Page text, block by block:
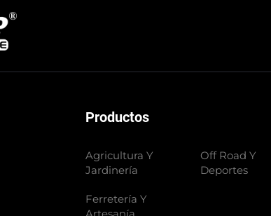
Productos
Agricultura Y
Jardinería
Ferretería Y
Off Road Y
Deportes